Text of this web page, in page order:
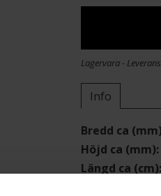
Lagervara -
Info
Bredd ca (mm)
Höjd ca (mm)
Längd ca (cm)